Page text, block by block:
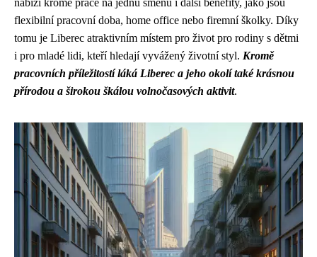
nabízí kromě práce na jednu směnu i další benefity, jako jsou
flexibilní pracovní doba, home office nebo firemní školky. Díky
tomu je Liberec atraktivním místem pro život pro rodiny s dětmi
i pro mladé lidi, kteří hledají vyvážený životní styl. Kromě
pracovních příležitostí láká Liberec a jeho okolí také krásnou
přírodou a širokou škálou volnočasových aktivit.